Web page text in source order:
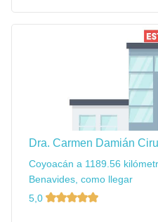
Dra. Carmen Damián
Coyoacán a 1189.56
Benavides, como llegar
5,0